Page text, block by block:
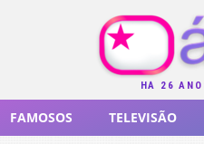
HÁ 26
FAMOSOS TELEVISÃO